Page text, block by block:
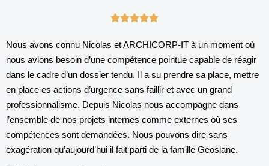
Nous avons connu Nicolas et ARCHICORP-IT à un moment où
nous avions besoin d’une compétence pointue capable de réagir
dans le cadre d’un dossier tendu. Il a su prendre sa place, mettre
en place es actions d’urgence sans faillir et avec un grand
professionnalisme. Depuis Nicolas nous accompagne dans
l’ensemble de nos projets internes comme externes où ses
compétences sont demandées. Nous pouvons dire sans
exagération qu’aujourd’hui il fait parti de la famille Geoslane.